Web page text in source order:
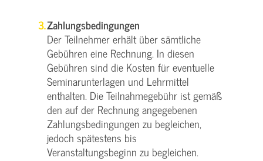
Zahlungsbedingungen
Der Teilnehmer erhält über sämtliche
Gebühren eine Rechnung. In diesen
Gebühren sind die Kosten für eventuelle
Seminarunterlagen und Lehrmittel
enthalten. Die Teilnahmegebühr ist gemäß
den auf der Rechnung angegebenen
Zahlungsbedingungen zu begleichen,
jedoch spätestens bis
Veranstaltungsbeginn zu begleichen.